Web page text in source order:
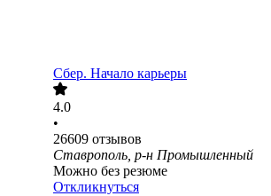
Сбер. Начало карьеры
4.0
•
26609 отзывов
Ставрополь, р-н Промышленный
Можно без резюме
Откликнуться